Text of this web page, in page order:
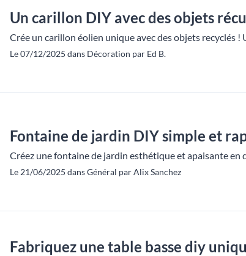
Un carillon DIY avec des objets
Crée un carillon éolien unique avec des objets recyclés
Le 07/12/2025 dans Décoration par Ed B.
Fontaine de jardin DIY simple et
Créez une fontaine de jardin esthétique et apaisante en
Le 21/06/2025 dans Général par Alix Sanchez
Fabriquez une table basse diy